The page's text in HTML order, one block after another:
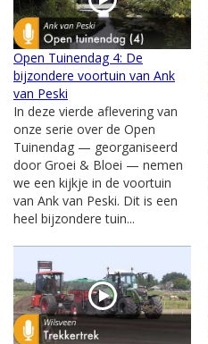
Open Tuinendag 4: De
bijzondere voortuin van Ank
van Peski
In deze vierde aflevering van
onze serie over de Open
Tuinendag — georganiseerd
door Groei & Bloei — nemen
we een kijkje in de voortuin
van Ank van Peski. Dit is een
heel bijzondere tuin...